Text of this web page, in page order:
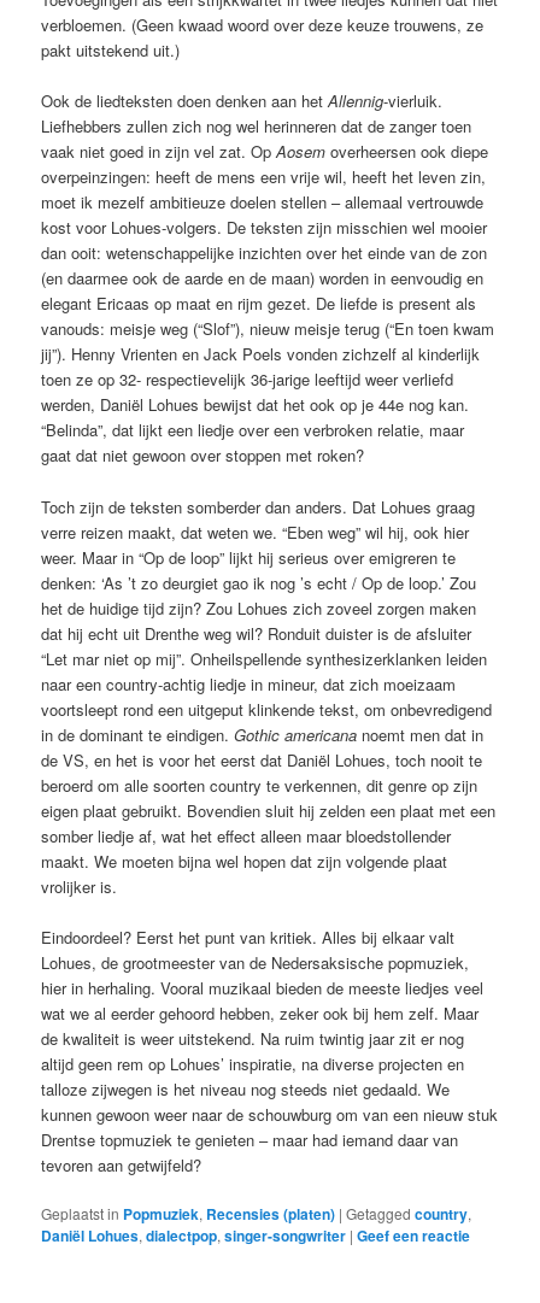
verbloemen. (Geen kwaad woord over deze keuze trouwens, ze
pakt uitstekend uit.)
Ook de liedteksten doen denken aan hetAllennig-vierluik.
Liefhebbers zullen zich nog wel herinneren dat de zanger toen
vaak niet goed in zijn vel zat. OpAosem overheersen ook diepe
overpeinzingen: heeft de mens een vrije wil, heeft het leven zin,
moet ik mezelf ambitieuze doelen stellen – allemaal vertrouwde
kost voor Lohues-volgers. De teksten zijn misschien wel mooier
dan ooit: wetenschappelijke inzichten over het einde van de zon
(en daarmee ook de aarde en de maan) worden in eenvoudig en
elegant Ericaas op maat en rijm gezet. De liefde is present als
vanouds: meisje weg (“Slof”), nieuw meisje terug (“En toen kwam
jij”). Henny Vrienten en Jack Poels vonden zichzelf al kinderlijk
toen ze op 32- respectievelijk 36-jarige leeftijd weer verliefd
werden, Daniël Lohues bewijst dat het ook op je 44e nog kan.
“Belinda”, dat lijkt een liedje over een verbroken relatie, maar
gaat dat niet gewoon over stoppen met roken?
Toch zijn de teksten somberder dan anders. Dat Lohues graag
verre reizen maakt, dat weten we. “Eben weg” wil hij, ook hier
weer. Maar in “Op de loop” lijkt hij serieus over emigreren te
denken: ‘As ’t zo deurgiet gao ik nog ’s echt / Op de loop.’ Zou
het de huidige tijd zijn? Zou Lohues zich zoveel zorgen maken
dat hij echt uit Drenthe weg wil? Ronduit duister is de afsluiter
“Let mar niet op mij”. Onheilspellende synthesizerklanken leiden
naar een country-achtig liedje in mineur, dat zich moeizaam
voortsleept rond een uitgeput klinkende tekst, om onbevredigend
in de dominant te eindigen.Gothic americana noemt men dat in
de VS, en het is voor het eerst dat Daniël Lohues, toch nooit te
beroerd om alle soorten country te verkennen, dit genre op zijn
eigen plaat gebruikt. Bovendien sluit hij zelden een plaat met een
somber liedje af, wat het effect alleen maar bloedstollender
maakt. We moeten bijna wel hopen dat zijn volgende plaat
vrolijker is.
Eindoordeel? Eerst het punt van kritiek. Alles bij elkaar valt
Lohues, de grootmeester van de Nedersaksische popmuziek,
hier in herhaling. Vooral muzikaal bieden de meeste liedjes veel
wat we al eerder gehoord hebben, zeker ook bij hem zelf. Maar
de kwaliteit is weer uitstekend. Na ruim twintig jaar zit er nog
altijd geen rem op Lohues’ inspiratie, na diverse projecten en
talloze zijwegen is het niveau nog steeds niet gedaald. We
kunnen gewoon weer naar de schouwburg om van een nieuw stuk
Drentse topmuziek te genieten – maar had iemand daar van
tevoren aan getwijfeld?
Geplaatst in Popmuziek, Recensies (platen) |Getagged country,
Daniël Lohues,dialectpop,singer-songwriter |Geef een reactie